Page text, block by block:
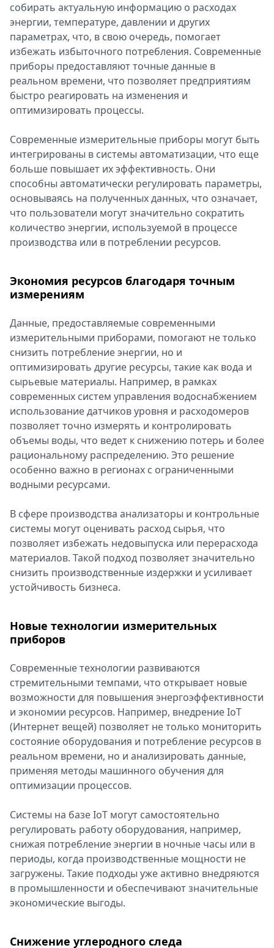
собирать актуальную информацию о расходах
энергии, температуре, давлении и других
параметрах, что, в свою очередь, помогает
избежать избыточного потребления. Современные
приборы предоставляют точные данные в
реальном времени, что позволяет предприятиям
быстро реагировать на изменения и
оптимизировать процессы.
Современные измерительные приборы могут быть
интегрированы в системы автоматизации, что еще
больше повышает их эффективность. Они
способны автоматически регулировать параметры,
основываясь на полученных данных, что означает,
что пользователи могут значительно сократить
количество энергии, используемой в процессе
производства или в потреблении ресурсов.
Экономия ресурсов благодаря точным
измерениям
Данные, предоставляемые современными
измерительными приборами, помогают не только
снизить потребление энергии, но и
оптимизировать другие ресурсы, такие как вода и
сырьевые материалы. Например, в рамках
современных систем управления водоснабжением
использование датчиков уровня и расходомеров
позволяет точно измерять и контролировать
объемы воды, что ведет к снижению потерь и более
рациональному распределению. Это решение
особенно важно в регионах с ограниченными
водными ресурсами.
В сфере производства анализаторы и контрольные
системы могут оценивать расход сырья, что
позволяет избежать недовыпуска или перерасхода
материалов. Такой подход позволяет значительно
снизить производственные издержки и усиливает
устойчивость бизнеса.
Новые технологии измерительных
приборов
Современные технологии развиваются
стремительными темпами, что открывает новые
возможности для повышения энергоэффективности
и экономии ресурсов. Например, внедрение IoT
(Интернет вещей) позволяет не только мониторить
состояние оборудования и потребление ресурсов в
реальном времени, но и анализировать данные,
применяя методы машинного обучения для
оптимизации процессов.
Системы на базе IoT могут самостоятельно
регулировать работу оборудования, например,
снижая потребление энергии в ночные часы или в
периоды, когда производственные мощности не
загружены. Такие подходы уже активно внедряются
в промышленности и обеспечивают значительные
экономические выгоды.
Снижение углеродного следа